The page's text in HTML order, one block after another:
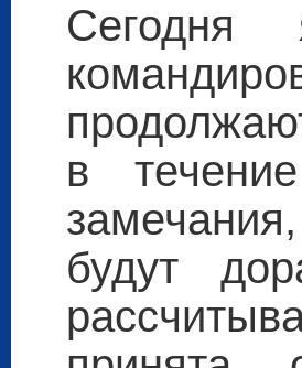
в
будут